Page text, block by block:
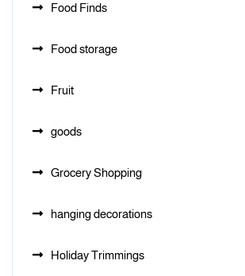
Food Finds
Food storage
Fruit
goods
Grocery Shopping
hanging decorations
Holiday Trimmings